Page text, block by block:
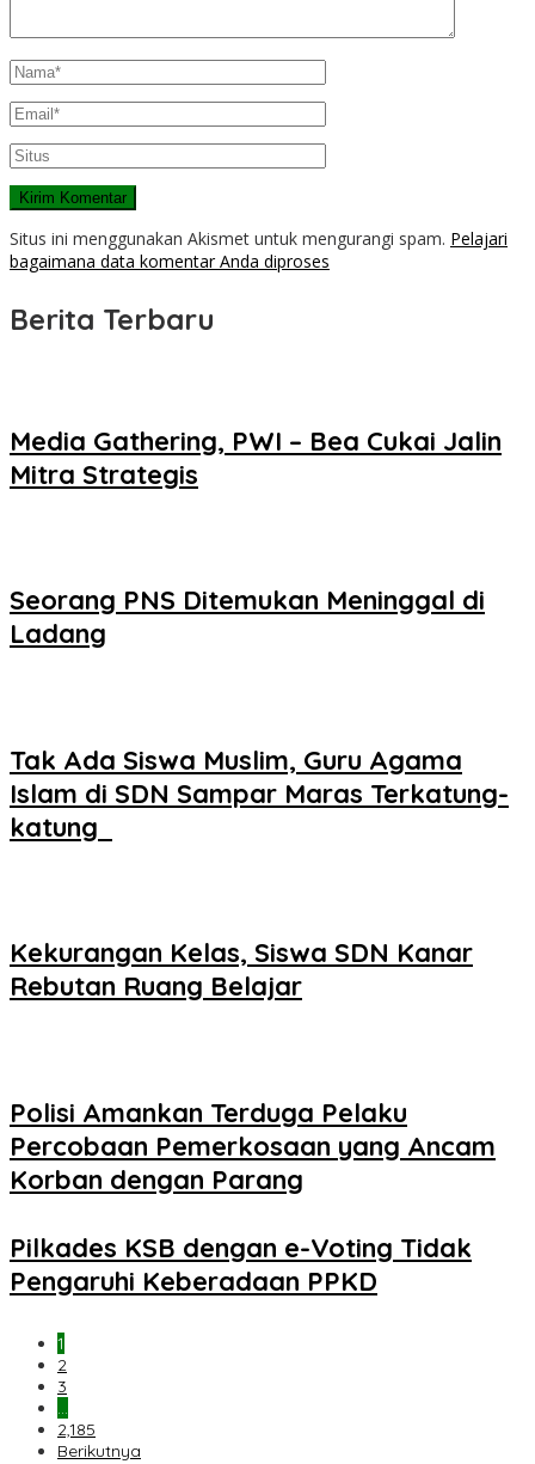
Situs ini menggunakan Akismet untuk mengurangi spam. Pelajari
bagaimana data komentar Anda diproses
Berita Terbaru
Media Gathering, PWI – Bea Cukai Jalin
Mitra Strategis
Seorang PNS Ditemukan Meninggal di
Ladang
Tak Ada Siswa Muslim, Guru Agama
Islam di SDN Sampar Maras Terkatung-
katung ‎
Kekurangan Kelas, Siswa SDN Kanar
Rebutan Ruang Belajar
Polisi Amankan Terduga Pelaku
Percobaan Pemerkosaan yang Ancam
Korban dengan Parang
Pilkades KSB dengan e-Voting Tidak
Pengaruhi Keberadaan PPKD
1
2
3
…
2,185
Berikutnya